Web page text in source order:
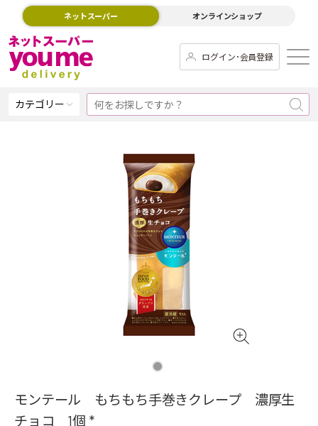
ネットスーパー オンラインショップ
ログイン･会員登録
カテゴリー
モンテール もちもち手巻きクレープ 濃厚生
チョコ 1個 *